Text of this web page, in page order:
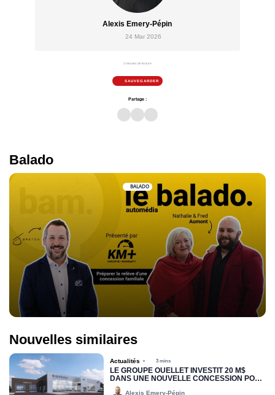
Alexis Emery-Pépin
24 Mar 2026
2 minutes de lecture
SAUVEGARDER
Partage :
Balado
BALADO
Nouvelles similaires
Actualités 3 mins
LE GROUPE OUELLET INVESTIT 20 M$
DANS UNE NOUVELLE CONCESSION POUR
RIMOUSKI FORD
Alexis Emery-Pépin